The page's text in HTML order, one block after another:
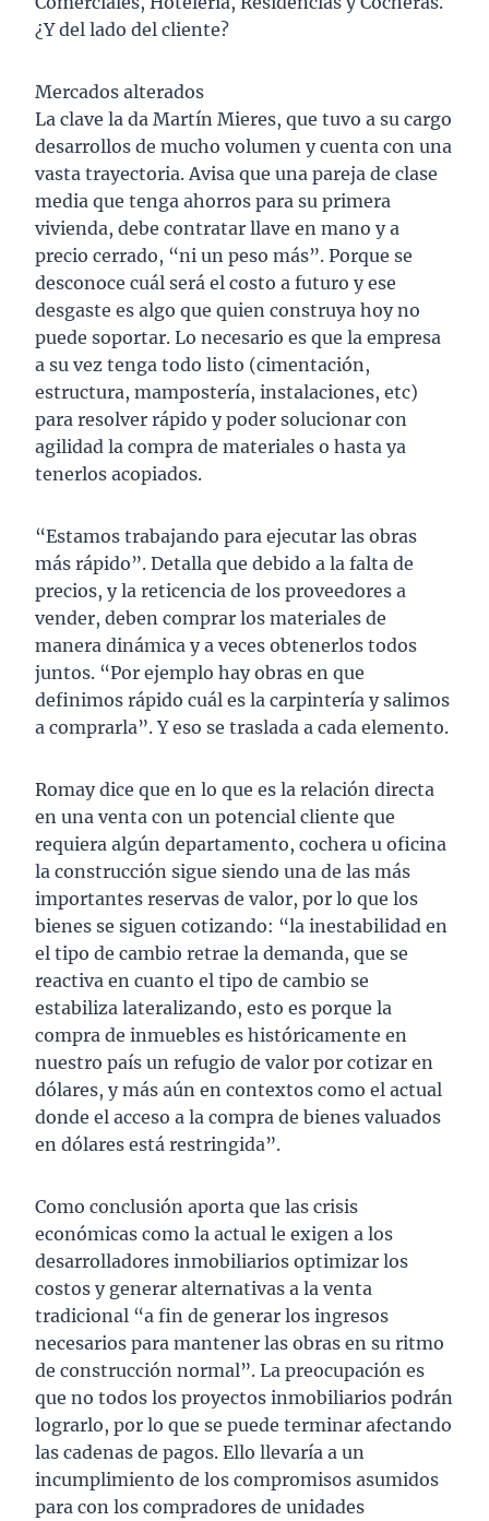
¿Y del lado del cliente?
Mercados alterados
La clave la da Martín Mieres, que tuvo a su cargo
desarrollos de mucho volumen y cuenta con una
vasta trayectoria. Avisa que una pareja de clase
media que tenga ahorros para su primera
vivienda, debe contratar llave en mano y a
precio cerrado, “ni un peso más”. Porque se
desconoce cuál será el costo a futuro y ese
desgaste es algo que quien construya hoy no
puede soportar. Lo necesario es que la empresa
a su vez tenga todo listo (cimentación,
estructura, mampostería, instalaciones, etc)
para resolver rápido y poder solucionar con
agilidad la compra de materiales o hasta ya
tenerlos acopiados.
“Estamos trabajando para ejecutar las obras
más rápido”. Detalla que debido a la falta de
precios, y la reticencia de los proveedores a
vender, deben comprar los materiales de
manera dinámica y a veces obtenerlos todos
juntos. “Por ejemplo hay obras en que
definimos rápido cuál es la carpintería y salimos
a comprarla”. Y eso se traslada a cada elemento.
Romay dice que en lo que es la relación directa
en una venta con un potencial cliente que
requiera algún departamento, cochera u oficina
la construcción sigue siendo una de las más
importantes reservas de valor, por lo que los
bienes se siguen cotizando: “la inestabilidad en
el tipo de cambio retrae la demanda, que se
reactiva en cuanto el tipo de cambio se
estabiliza lateralizando, esto es porque la
compra de inmuebles es históricamente en
nuestro país un refugio de valor por cotizar en
dólares, y más aún en contextos como el actual
donde el acceso a la compra de bienes valuados
en dólares está restringida”.
Como conclusión aporta que las crisis
económicas como la actual le exigen a los
desarrolladores inmobiliarios optimizar los
costos y generar alternativas a la venta
tradicional “a fin de generar los ingresos
necesarios para mantener las obras en su ritmo
de construcción normal”. La preocupación es
que no todos los proyectos inmobiliarios podrán
lograrlo, por lo que se puede terminar afectando
las cadenas de pagos. Ello llevaría a un
incumplimiento de los compromisos asumidos
para con los compradores de unidades